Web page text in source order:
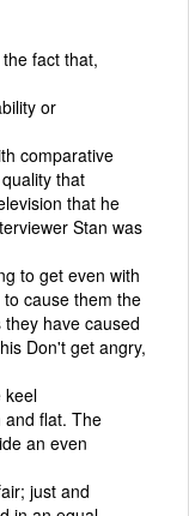
fact that,
or
comparative
that
that he
Stan was
to get even with
cause them the
have caused
Don't get angry,
keel
and flat. The
an even
just and